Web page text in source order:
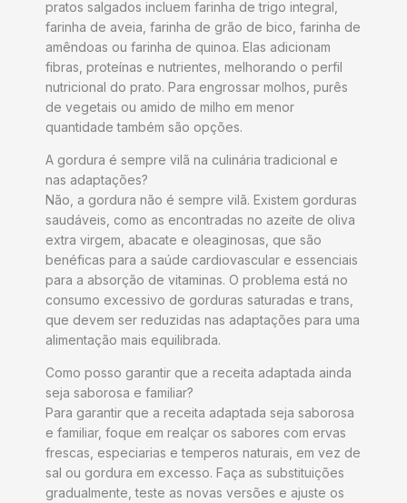
pratos salgados incluem farinha de trigo integral,
farinha de aveia, farinha de grão de bico, farinha de
amêndoas ou farinha de quinoa. Elas adicionam
fibras, proteínas e nutrientes, melhorando o perfil
nutricional do prato. Para engrossar molhos, purês
de vegetais ou amido de milho em menor
quantidade também são opções.
A gordura é sempre vilã na culinária tradicional e
nas adaptações?
Não, a gordura não é sempre vilã. Existem gorduras
saudáveis, como as encontradas no azeite de oliva
extra virgem, abacate e oleaginosas, que são
benéficas para a saúde cardiovascular e essenciais
para a absorção de vitaminas. O problema está no
consumo excessivo de gorduras saturadas e trans,
que devem ser reduzidas nas adaptações para uma
alimentação mais equilibrada.
Como posso garantir que a receita adaptada ainda
seja saborosa e familiar?
Para garantir que a receita adaptada seja saborosa
e familiar, foque em realçar os sabores com ervas
frescas, especiarias e temperos naturais, em vez de
sal ou gordura em excesso. Faça as substituições
gradualmente, teste as novas versões e ajuste os